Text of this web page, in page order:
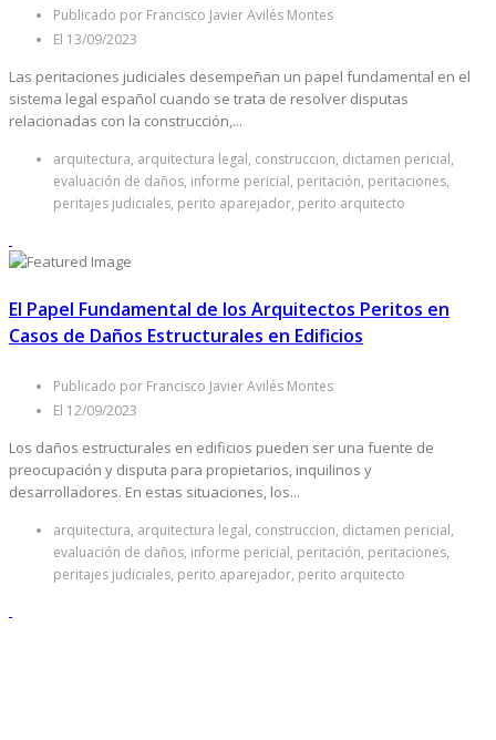
Publicado por Francisco Javier Avilés Montes
El 13/09/2023
Las peritaciones judiciales desempeñan un papel fundamental en el
sistema legal español cuando se trata de resolver disputas
relacionadas con la construcción,...
arquitectura, arquitectura legal, construccion, dictamen pericial,
evaluación de daños, informe pericial, peritación, peritaciones,
peritajes judiciales, perito aparejador, perito arquitecto
El Papel Fundamental de los Arquitectos Peritos en
Casos de Daños Estructurales en Edificios
Publicado por Francisco Javier Avilés Montes
El 12/09/2023
Los daños estructurales en edificios pueden ser una fuente de
preocupación y disputa para propietarios, inquilinos y
desarrolladores. En estas situaciones, los...
arquitectura, arquitectura legal, construccion, dictamen pericial,
evaluación de daños, informe pericial, peritación, peritaciones,
peritajes judiciales, perito aparejador, perito arquitecto